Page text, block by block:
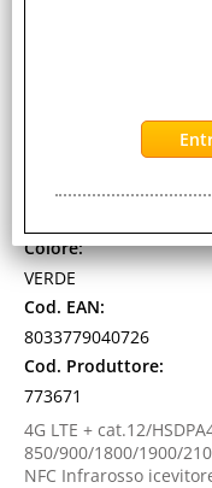
Garanzia:
Colore:
VERDE
Cod. EAN:
8033779040726
Cod. Produttore:
773671
4G LTE + cat.12/
850/900/1800/1900/
NFC Infrarosso